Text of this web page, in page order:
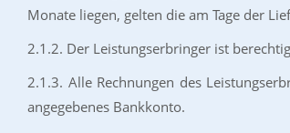
Monate liegen, gelten die am Tage der
2.1.2. Der Leistungserbringer ist
2.1.3. Alle Rechnungen des
angegebenes Bankkonto.